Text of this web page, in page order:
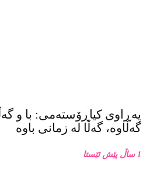
گەڵاوە، گەڵا لە زمانی باوە